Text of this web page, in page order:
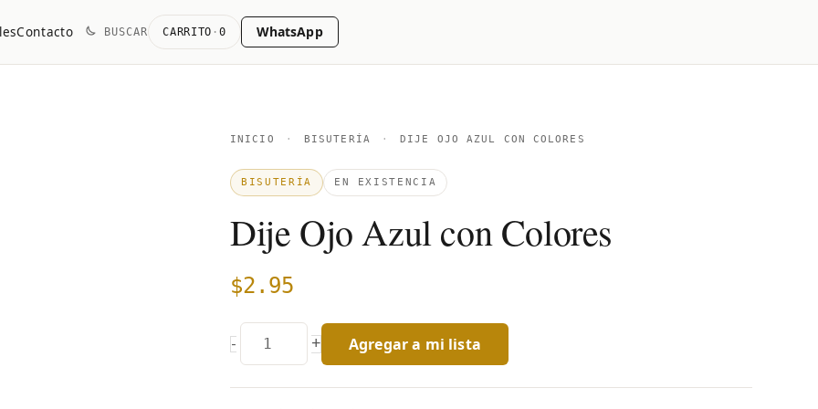
Contacto BUSCAR CARRITO · 0 WhatsApp
INICIO · BISUTERÍA · DIJE OJO AZUL CON COLORES
BISUTERÍA EN EXISTENCIA
Dije Ojo Azul con Colores
$2.95
-
Dije
Azul
Colores
+ Agregar a mi lista